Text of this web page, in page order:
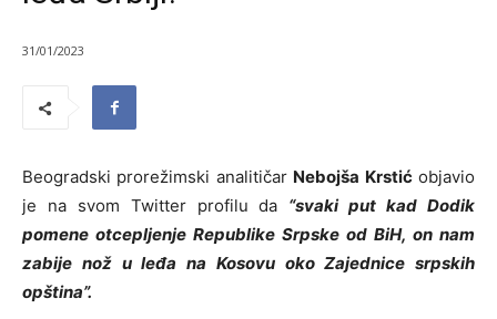
31/01/2023
Beogradski prorežimski analitičar Nebojša Krstićobjavio
je na svom Twitter profilu da “svaki put kad Dodik
pomene otcepljenje Republike Srpske od BiH, on nam
zabije nož u leđa na Kosovu oko Zajednice srpskih
opština”.